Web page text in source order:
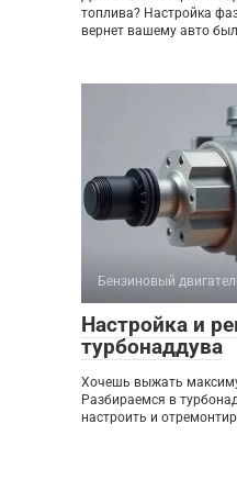
топлива? Настройка
вернет вашему авто
Бензиновый
Настройка и
турбонаддува
Хочешь выжать
Разбираемся в
настроить и